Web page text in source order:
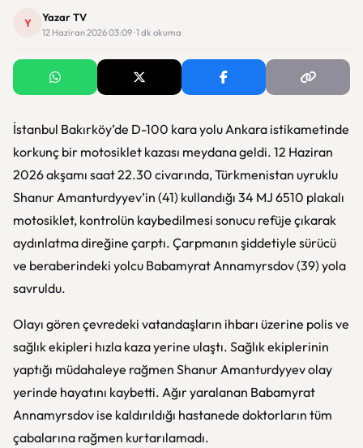
Y Yazar TV
12 Haziran 2026 03:09 · 1 dk okuma
İstanbul Bakırköy’de D-100 kara yolu Ankara istikametinde
korkunç bir motosiklet kazası meydana geldi. 12 Haziran
2026 akşamı saat 22.30 civarında, Türkmenistan uyruklu
Shanur Amanturdyyev’in (41) kullandığı 34 MJ 6510 plakalı
motosiklet, kontrolün kaybedilmesi sonucu refüje çıkarak
aydınlatma direğine çarptı. Çarpmanın şiddetiyle sürücü
ve beraberindeki yolcu Babamyrat Annamyrsdov (39) yola
savruldu.
Olayı gören çevredeki vatandaşların ihbarı üzerine polis ve
sağlık ekipleri hızla kaza yerine ulaştı. Sağlık ekiplerinin
yaptığı müdahaleye rağmen Shanur Amanturdyyev olay
yerinde hayatını kaybetti. Ağır yaralanan Babamyrat
Annamyrsdov ise kaldırıldığı hastanede doktorların tüm
çabalarına rağmen kurtarılamadı.